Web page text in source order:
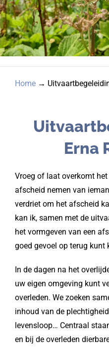
Home →
Erna
Vroeg of laat overkomt
afscheid nemen van
verdriet om het afscheid
kan ik, samen met de
het vormgeven van een
goed gevoel op terug kunt
In de dagen na het
uw eigen omgeving kunt
overleden. We zoeken
inhoud van de
levensloop… Centraal
en bij de overleden